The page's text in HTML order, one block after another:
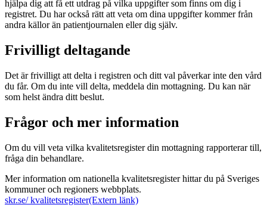
hjälpa dig att få ett utdrag på vilka uppgifter som finns om dig i
registret. Du har också rätt att veta om dina uppgifter kommer från
andra källor än patientjournalen eller dig själv.
Frivilligt deltagande
Det är frivilligt att delta i registren och ditt val påverkar inte den vård
du får. Om du inte vill delta, meddela din mottagning. Du kan när
som helst ändra ditt beslut.
Frågor och mer information
Om du vill veta vilka kvalitetsregister din mottagning rapporterar till,
fråga din behandlare.
Mer information om nationella kvalitetsregister hittar du på Sveriges
kommuner och regioners webbplats.
skr.se/ kvalitetsregister(Extern länk)